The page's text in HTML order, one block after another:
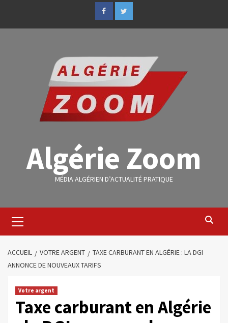
Algérie Zoom
MÉDIA ALGÉRIEN D’ACTUALITÉ PRATIQUE
ACCUEIL VOTRE ARGENT
TAXE CARBURANT EN ALGÉRIE : LA DGI
ANNONCE DE NOUVEAUX TARIFS
Votre argent
Taxe carburant en Algérie